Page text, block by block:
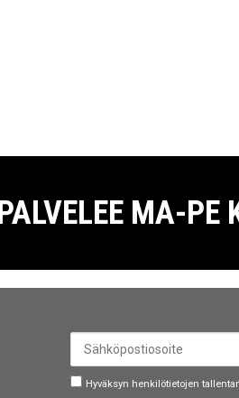
MA-
Hyväksyn henkilötietojen